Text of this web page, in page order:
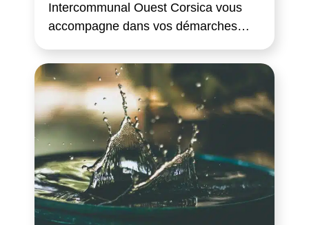
Intercommunal Ouest Corsica vous
accompagne dans vos démarches…